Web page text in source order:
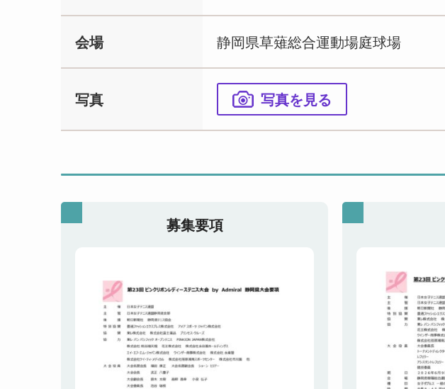
会場 静岡県草薙総合運動場庭球場
写真 写真を見る
募集要項